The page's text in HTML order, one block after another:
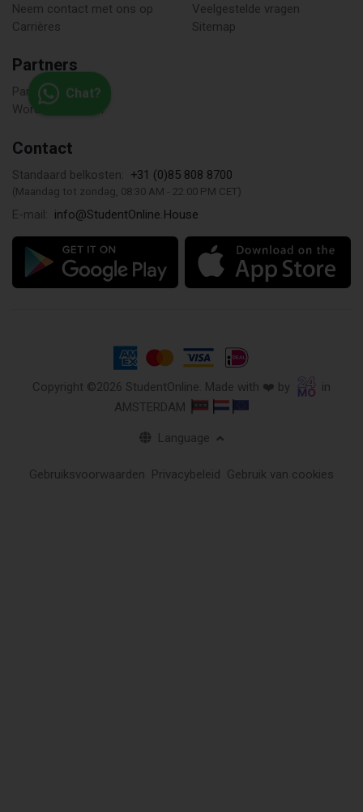
Neem contact met ons op
Carrières
Veelgestelde vragen
Sitemap
Partners
Partners
Word een Partner
Contact
Standaard belkosten: +31 (0)85 808 8700
(Maandag tot zondag, 08:30 AM - 22:00 PM CET)
E-mail: info@StudentOnline.House
Copyright ©2026 StudentOnline. Made with ❤️ by
in
AMSTERDAM
Language
Gebruiksvoorwaarden Privacybeleid Gebruik van cookies
Chat?